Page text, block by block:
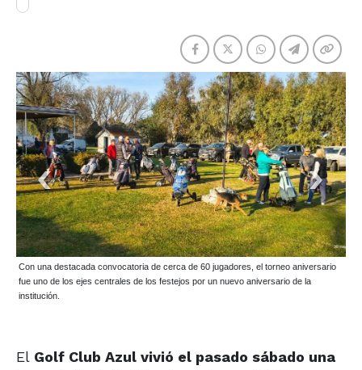
Con una destacada convocatoria de cerca de 60 jugadores, el torneo aniversario
fue uno de los ejes centrales de los festejos por un nuevo aniversario de la
institución.
El Golf Club Azul vivió el pasado sábado una